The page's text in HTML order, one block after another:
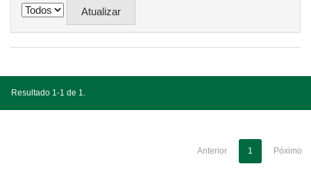
Resultado 1-1 de 1.
Anterior 1 Póximo